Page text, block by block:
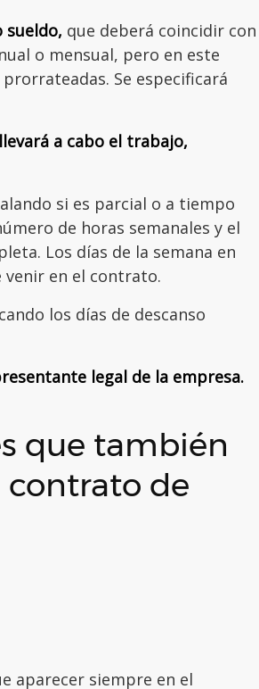
sueldo, que deberá coincidir con
o mensual, pero en este
Se especificará
a cabo el trabajo,
si es parcial o a tiempo
de horas semanales y el
Los días de la semana en
en el contrato.
los días de descanso
legal de la empresa.
que también
contrato de
aparecer siempre en el